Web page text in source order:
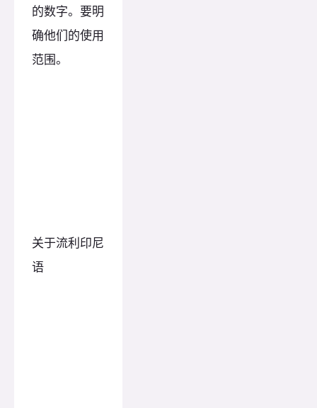
的数字。要明
确他们的使用
范围。
关于流利印尼
语